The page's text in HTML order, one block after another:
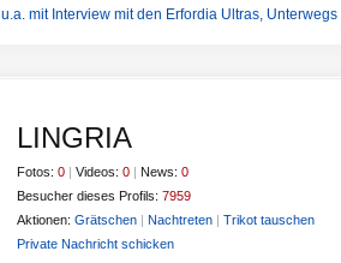
u.a. mit Interview mit den Erfordia Ultras,
LINGRIA
Fotos: 0 | Videos: 0 | News: 0
Besucher dieses Profils: 7959
Aktionen: Grätschen | Nachtreten | Trikot tauschen
Private Nachricht schicken